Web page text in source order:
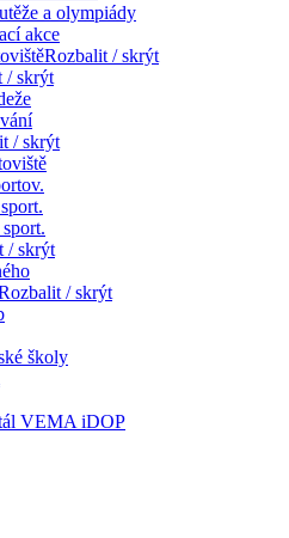
a olympiády
akce
Rozbalit / skrýt
/ skrýt
/ skrýt
/ skrýt
/ skrýt
školy
VEMA iDOP